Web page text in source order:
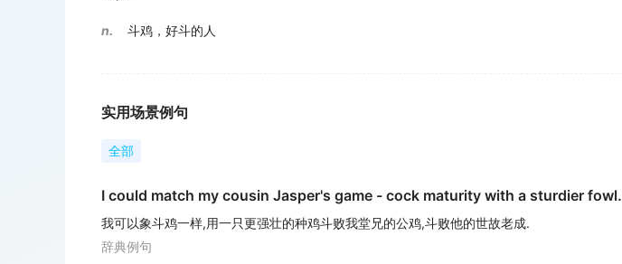
n. 斗鸡，好斗的人
实用场景例句
全部
I could match my cousin Jasper's game - cock maturity with a sturdier fowl.
我可以象斗鸡一样,用一只更强壮的种鸡斗败我堂兄的公鸡,斗败他的世故老成.
辞典例句